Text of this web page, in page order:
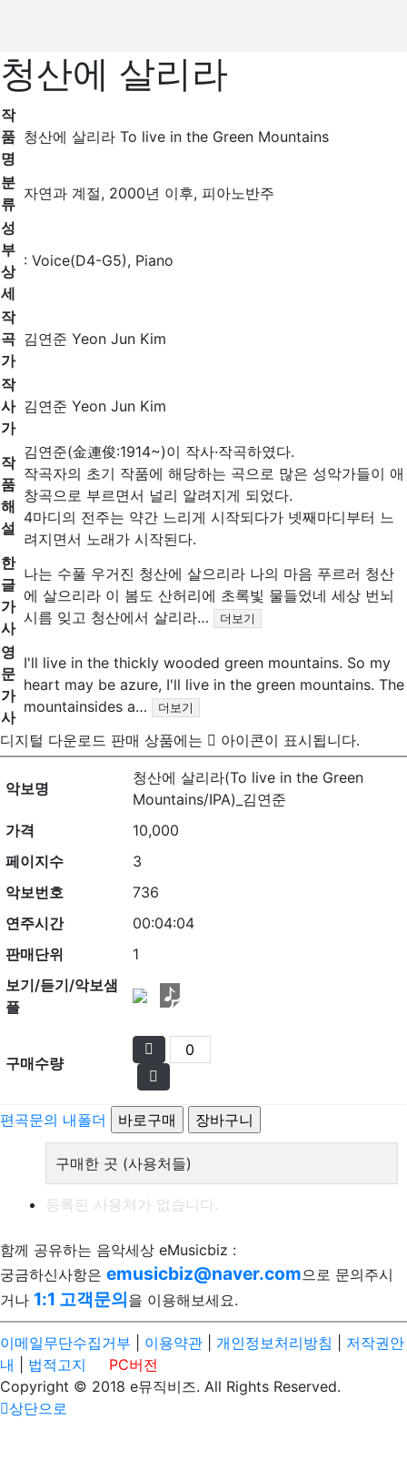
청산에 살리라
작
품
명
청산에 살리라 To live in the Green Mountains
분
류
자연과 계절, 2000년 이후, 피아노반주
성
부
상
세
: Voice(D4-G5), Piano
작
곡
가
김연준 Yeon Jun Kim
작
사
가
김연준 Yeon Jun Kim
작
품
해
설
김연준(金連俊:1914~)이 작사·작곡하였다.
작곡자의 초기 작품에 해당하는 곡으로 많은 성악가들이 애
창곡으로 부르면서 널리 알려지게 되었다.
4마디의 전주는 약간 느리게 시작되다가 넷째마디부터 느
려지면서 노래가 시작된다.
한
글
가
사
나는 수풀 우거진 청산에 살으리라 나의 마음 푸르러 청산
에 살으리라 이 봄도 산허리에 초록빛 물들었네 세상 번뇌
시름 잊고 청산에서 살리라…
더보기
영
문
가
사
I'll live in the thickly wooded green mountains. So my
heart may be azure, I'll live in the green mountains. The
mountainsides a…
더보기
디지털 다운로드 판매 상품에는 아이콘이 표시됩니다.
악보명
청산에 살리라(To live in the Green
Mountains/IPA)_김연준
가격
10,000
페이지수
3
악보번호
736
연주시간
00:04:04
판매단위
1
보기/듣기/악보샘
플
구매수량
편곡문의 내폴더
구매한 곳 (사용처들)
등록된 사용처가 없습니다.
함께 공유하는 음악세상 eMusicbiz :
궁금하신사항은 emusicbiz@naver.com으로 문의주시
거나 1:1 고객문의을 이용해보세요.
이메일무단수집거부 이용약관 개인정보처리방침
저작권안
내
법적고지
PC버전
Copyright © 2018 e뮤직비즈. All Rights Reserved.
상단으로